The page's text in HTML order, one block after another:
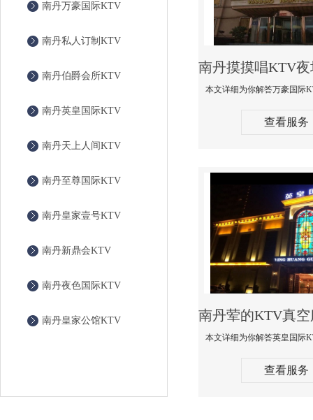
南丹万豪国际KTV
南丹私人订制KTV
南丹伯爵会所KTV
南丹英皇国际KTV
南丹天上人间KTV
南丹至尊国际KTV
南丹皇家壹号KTV
南丹新鼎会KTV
南丹夜色国际KTV
南丹皇家公馆KTV
查看服务
查看服务